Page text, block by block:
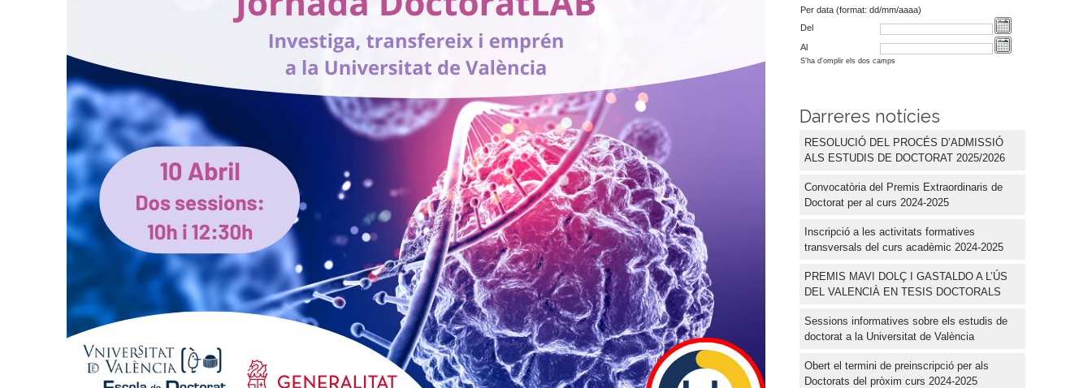
Per data (format: dd/mm/aaaa)
Del
Al
S'ha d'omplir els dos camps
Darreres notícies
RESOLUCIÓ DEL PROCÉS D’ADMISSIÓ
ALS ESTUDIS DE DOCTORAT 2025/2026
Convocatòria del Premis Extraordinaris de
Doctorat per al curs 2024-2025
Inscripció a les activitats formatives
transversals del curs acadèmic 2024-2025
PREMIS MAVI DOLÇ I GASTALDO A L’ÚS
DEL VALENCIÀ EN TESIS DOCTORALS
Sessions informatives sobre els estudis de
doctorat a la Universitat de València
Obert el termini de preinscripció per als
Doctorats del pròxim curs 2024-2025